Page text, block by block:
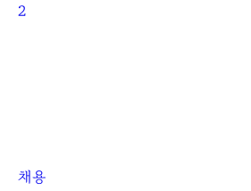
음
로
2
채용